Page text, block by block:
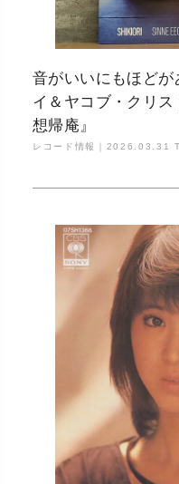
音がいいにもほど
イ＆ヤコブ・クリ
想帰庵』
レコード情報｜ 2026.03.31